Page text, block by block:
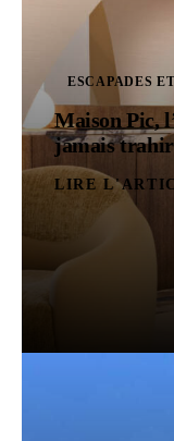
ESCAPADES
Maison Pic,
jamais
LIRE